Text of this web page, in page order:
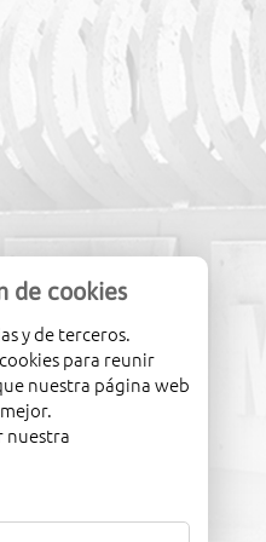
de cookies
y de terceros.
para reunir
nuestra página web
nuestra